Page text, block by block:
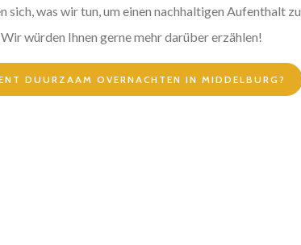
sich, was wir tun, um einen nachhaltigen Aufenthalt zu
würden Ihnen gerne mehr darüber erzählen!
DUURZAAM OVERNACHTEN IN MIDDELBURG?